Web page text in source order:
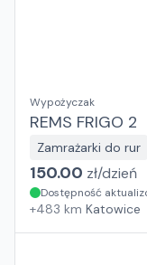
Wypożyczak
REMS FRIGO 2
Zamrażarki do rur
150.00 zł/dzień
Dostępność
+483 km Katowice